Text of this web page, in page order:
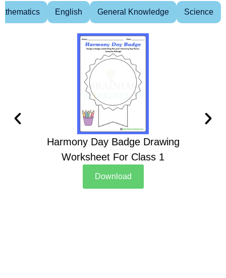
English General Knowledge Science
Harmony Day Badge Drawing
Worksheet For Class 1
Download